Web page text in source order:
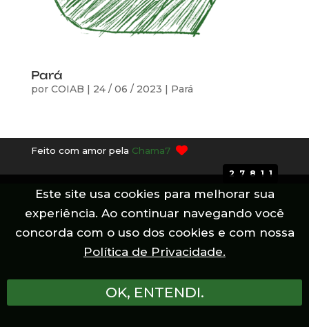
Pará
por COIAB 24 / 06 / 2023 Pará
Feito com amor pela Chama7
27811
Este site usa cookies para melhorar sua
experiência. Ao continuar navegando você
concorda com o uso dos cookies e com nossa
Política de Privacidade.
OK, ENTENDI.